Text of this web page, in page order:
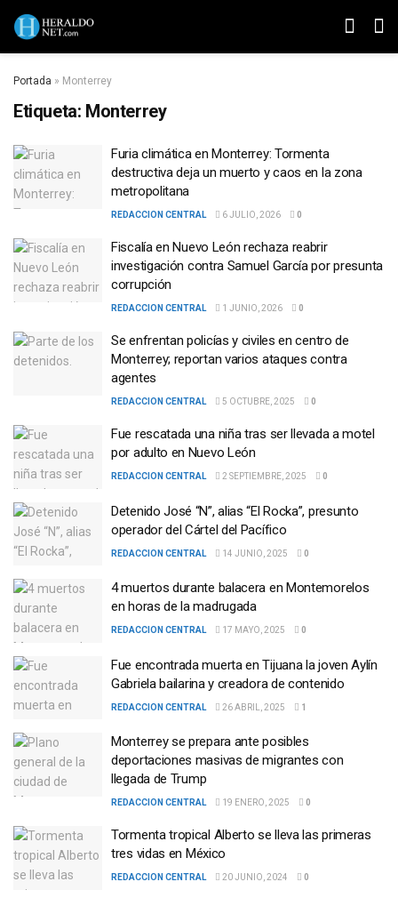
Portada » Monterrey
Etiqueta: Monterrey
Furia climática en Monterrey: Tormenta
destructiva deja un muerto y caos en la zona
metropolitana
REDACCION CENTRAL 6 JULIO, 2026 0
Fiscalía en Nuevo León rechaza reabrir
investigación contra Samuel García por presunta
corrupción
REDACCION CENTRAL 1 JUNIO, 2026 0
Se enfrentan policías y civiles en centro de
Monterrey; reportan varios ataques contra
agentes
REDACCION CENTRAL 5 OCTUBRE, 2025 0
Fue rescatada una niña tras ser llevada a motel
por adulto en Nuevo León
REDACCION CENTRAL 2 SEPTIEMBRE, 2025 0
Detenido José “N”, alias “El Rocka”, presunto
operador del Cártel del Pacífico
REDACCION CENTRAL 14 JUNIO, 2025 0
4 muertos durante balacera en Montemorelos
en horas de la madrugada
REDACCION CENTRAL 17 MAYO, 2025 0
Fue encontrada muerta en Tijuana la joven Aylín
Gabriela bailarina y creadora de contenido
REDACCION CENTRAL 26 ABRIL, 2025 1
Monterrey se prepara ante posibles
deportaciones masivas de migrantes con
llegada de Trump
REDACCION CENTRAL 19 ENERO, 2025 0
Tormenta tropical Alberto se lleva las primeras
tres vidas en México
REDACCION CENTRAL 20 JUNIO, 2024 0